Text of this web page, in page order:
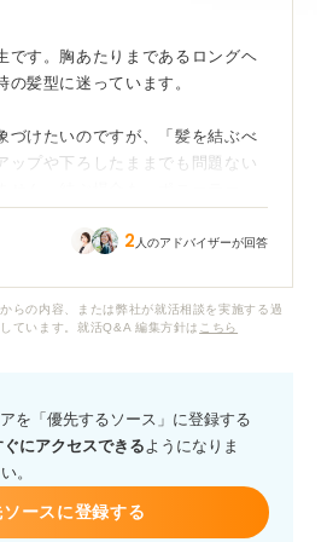
です。胸あたりまであるロングヘ
の髪型に迷っています。
づけたいのですが、「髪を結ぶべ
ップや下ろしたままでも問題ない
せん。結ぶ場合も、ポニーテー
す。
で気をつけるべきポイントはある
イルについてアドバイスをお願い
けた方がよい髪型例も教えていた
2 人のアドバイザーが回答
らの内容、または弊社が就活相談を実施する過
ています。就活Q&A 編集方針は こちら
を「優先するソース」に登録する
にアクセスできるようになりま
。
ソースに登録する